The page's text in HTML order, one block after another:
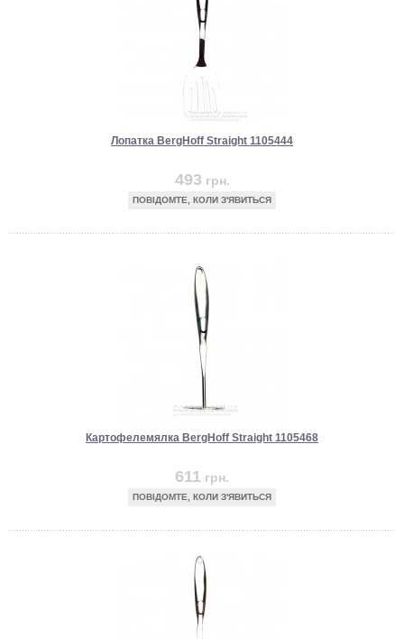
Лопатка BergHoff Straight 1105444
493 грн.
ПОВІДОМТЕ, КОЛИ З'ЯВИТЬСЯ
Картофелемялка BergHoff Straight 1105468
611 грн.
ПОВІДОМТЕ, КОЛИ З'ЯВИТЬСЯ